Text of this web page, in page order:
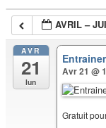
AVRIL –
AVR
21
lun
Avr 21 @
Gratuit